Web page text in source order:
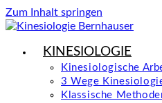
Zum Inhalt springen
KINESIOLOGIE
Kinesiologische
3 Wege
Klassische